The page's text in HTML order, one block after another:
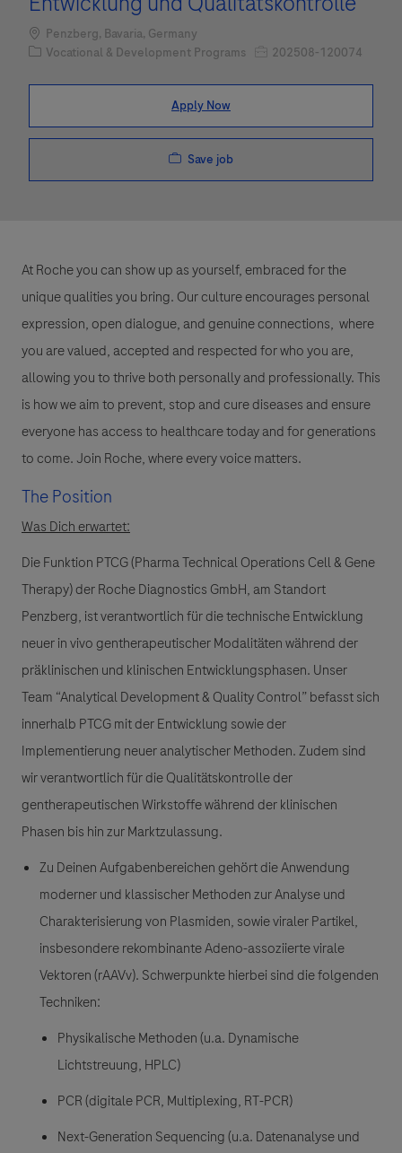
Location
Penzberg, Bavaria, Germany
Category
Vocational & Development Programs Job Id202508-120074
Apply Now
Save job
At Roche you can show up as yourself, embraced for the
unique qualities you bring. Our culture encourages personal
expression, open dialogue, and genuine connections, where
you are valued, accepted and respected for who you are,
allowing you to thrive both personally and professionally. This
is how we aim to prevent, stop and cure diseases and ensure
everyone has access to healthcare today and for generations
to come. Join Roche, where every voice matters.
The Position
Was Dich erwartet:
Die Funktion PTCG (Pharma Technical Operations Cell & Gene
Therapy) der Roche Diagnostics GmbH, am Standort
Penzberg, ist verantwortlich für die technische Entwicklung
neuer in vivo gentherapeutischer Modalitäten während der
präklinischen und klinischen Entwicklungsphasen. Unser
Team “Analytical Development & Quality Control” befasst sich
innerhalb PTCG mit der Entwicklung sowie der
Implementierung neuer analytischer Methoden. Zudem sind
wir verantwortlich für die Qualitätskontrolle der
gentherapeutischen Wirkstoffe während der klinischen
Phasen bis hin zur Marktzulassung.
Zu Deinen Aufgabenbereichen gehört die Anwendung
moderner und klassischer Methoden zur Analyse und
Charakterisierung von Plasmiden, sowie viraler Partikel,
insbesondere rekombinante Adeno-assoziierte virale
Vektoren (rAAVv). Schwerpunkte hierbei sind die folgenden
Techniken:
Physikalische Methoden (u.a. Dynamische
Lichtstreuung, HPLC)
PCR (digitale PCR, Multiplexing, RT-PCR)
Next-Generation Sequencing (u.a. Datenanalyse und